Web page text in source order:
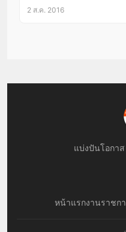
2 ส.ค. 2016
แบ่งปันโอกา
หน้าแรกงานราชก